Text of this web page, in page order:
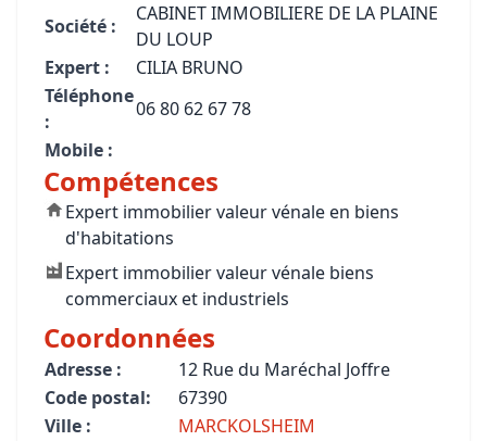
Société :
CABINET IMMOBILIERE DE LA PLAINE
DU LOUP
Expert :
CILIA BRUNO
Téléphone
:
06 80 62 67 78
Mobile :
Compétences
Expert immobilier valeur vénale en biens
d'habitations
Expert immobilier valeur vénale biens
commerciaux et industriels
Coordonnées
Adresse :
12 Rue du Maréchal Joffre
Code postal:
67390
Ville :
MARCKOLSHEIM